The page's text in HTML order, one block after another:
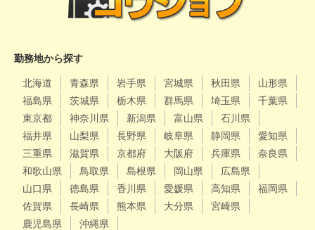
勤務地から探す
北海道 青森県 岩手県 宮城県 秋田県
山形県
福島県
茨城県 栃木県 群馬県 埼玉県
千葉県
東京都
神奈川県 新潟県 富山県
石川県
福井県
山梨県 長野県 岐阜県 静岡県
愛知県
三重県
滋賀県 京都府 大阪府 兵庫県
奈良県
和歌山県
鳥取県 島根県 岡山県
広島県
山口県
徳島県 香川県 愛媛県 高知県
福岡県
佐賀県
長崎県 熊本県 大分県
宮崎県
鹿児島県
沖縄県